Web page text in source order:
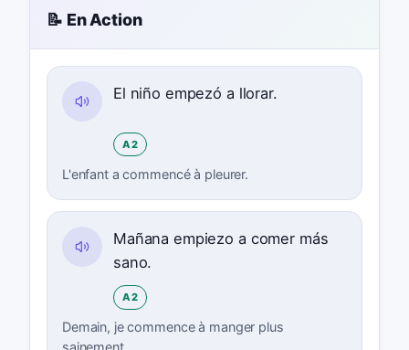
📝 En Action
El niño empezó a llorar.
A2
L'enfant a commencé à pleurer.
Mañana empiezo a comer más
sano.
A2
Demain, je commence à manger plus